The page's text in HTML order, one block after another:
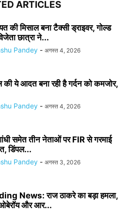
ARTICLES
की मिसाल बना टैक्सी ड्राइवर, गोल्ड
छात्रा ने...
Pandey - अगस्त 4, 2026
की ये आदत बना रही है गर्दन को कमजोर,
Pandey - अगस्त 4, 2026
समेत तीन नेताओं पर FIR से गरमाई
डिंपल...
Pandey - अगस्त 3, 2026
News: राज ठाकरे का बड़ा हमला,
और आर...